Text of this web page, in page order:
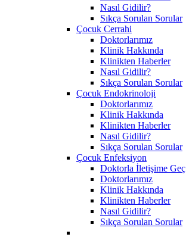
Nasıl Gidilir?
Sıkça Sorulan Sorular
Çocuk Cerrahi
Doktorlarımız
Klinik Hakkında
Klinikten Haberler
Nasıl Gidilir?
Sıkça Sorulan Sorular
Çocuk Endokrinoloji
Doktorlarımız
Klinik Hakkında
Klinikten Haberler
Nasıl Gidilir?
Sıkça Sorulan Sorular
Çocuk Enfeksiyon
Doktorla İletişime Geç
Doktorlarımız
Klinik Hakkında
Klinikten Haberler
Nasıl Gidilir?
Sıkça Sorulan Sorular